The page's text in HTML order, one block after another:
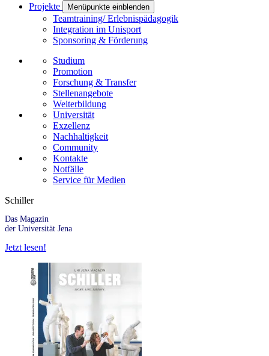
Projekte
Menüpunkte einblenden
Teamtraining/ Erlebnispädagogik
Integration im Unisport
Sponsoring & Förderung
Studium
Promotion
Forschung & Transfer
Stellenangebote
Weiterbildung
Universität
Exzellenz
Nachhaltigkeit
Community
Kontakte
Notfälle
Service für Medien
Schiller
Das Magazin
der Universität Jena
Jetzt lesen!